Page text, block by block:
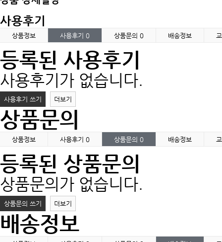
사용후기
상품정보 사용후기 0 상품문의 0 배송정보
등록된 사용후기
사용후기가 없습니다.
사용후기 쓰기 더보기
상품문의
상품정보 사용후기 0 상품문의 0 배송정보
등록된 상품문의
상품문의가 없습니다.
상품문의 쓰기 더보기
배송정보